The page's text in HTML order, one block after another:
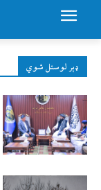
ډېر لوستل شوي